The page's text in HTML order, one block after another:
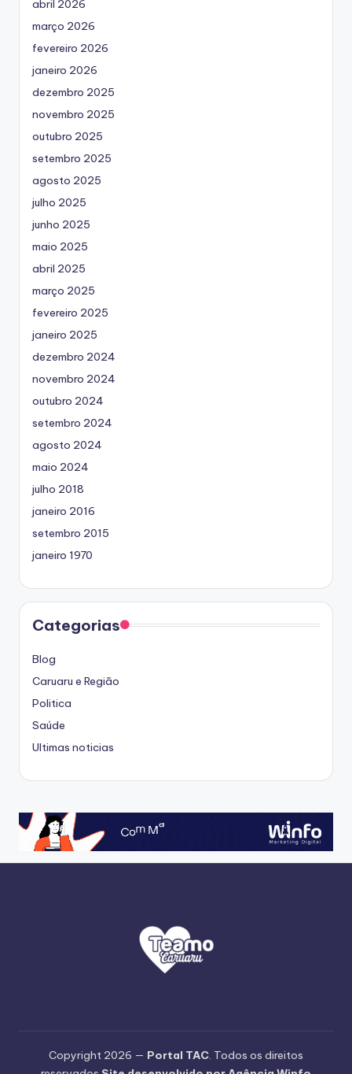
abril 2026
março 2026
fevereiro 2026
janeiro 2026
dezembro 2025
novembro 2025
outubro 2025
setembro 2025
agosto 2025
julho 2025
junho 2025
maio 2025
abril 2025
março 2025
fevereiro 2025
janeiro 2025
dezembro 2024
novembro 2024
outubro 2024
setembro 2024
agosto 2024
maio 2024
julho 2018
janeiro 2016
setembro 2015
janeiro 1970
Categorias
Blog
Caruaru e Região
Politica
Saúde
Ultimas noticias
Copyright 2026 — Portal TAC. Todos os direitos